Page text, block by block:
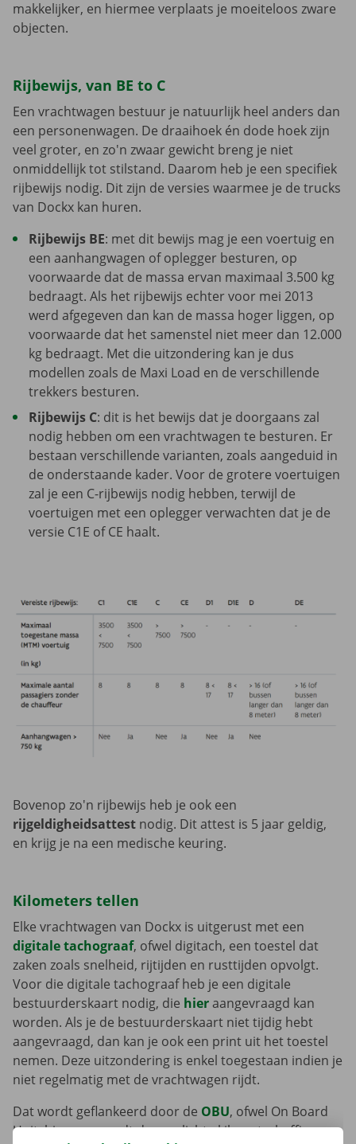
makkelijker, en hiermee verplaats je moeiteloos zware
objecten.
Rijbewijs, van BE to C
Een vrachtwagen bestuur je natuurlijk heel anders dan
een personenwagen. De draaihoek én dode hoek zijn
veel groter, en zo'n zwaar gewicht breng je niet
onmiddellijk tot stilstand. Daarom heb je een specifiek
rijbewijs nodig. Dit zijn de versies waarmee je de trucks
van Dockx kan huren.
Rijbewijs BE: met dit bewijs mag je een voertuig en
een aanhangwagen of oplegger besturen, op
voorwaarde dat de massa ervan maximaal 3.500 kg
bedraagt. Als het rijbewijs echter voor mei 2013
werd afgegeven dan kan de massa hoger liggen, op
voorwaarde dat het samenstel niet meer dan 12.000
kg bedraagt. Met die uitzondering kan je dus
modellen zoals de Maxi Load en de verschillende
trekkers besturen.
Rijbewijs C: dit is het bewijs dat je doorgaans zal
nodig hebben om een vrachtwagen te besturen. Er
bestaan verschillende varianten, zoals aangeduid in
de onderstaande kader. Voor de grotere voertuigen
zal je een C-rijbewijs nodig hebben, terwijl de
voertuigen met een oplegger verwachten dat je de
versie C1E of CE haalt.
Bovenop zo'n rijbewijs heb je ook een
rijgeldigheidsattest nodig. Dit attest is 5 jaar geldig,
en krijg je na een medische keuring.
Kilometers tellen
Elke vrachtwagen van Dockx is uitgerust met een
digitale tachograaf, ofwel digitach, een toestel dat
zaken zoals snelheid, rijtijden en rusttijden opvolgt.
Voor die digitale tachograaf heb je een digitale
bestuurderskaart nodig, die hieraangevraagd kan
worden. Als je de bestuurderskaart niet tijdig hebt
aangevraagd, dan kan je ook een print uit het toestel
nemen. Deze uitzondering is enkel toegestaan indien je
niet regelmatig met de vrachtwagen rijdt.
Dat wordt geflankeerd door de OBU, ofwel On Board
Unit, hiermee wordt de verplichte kilometerheffing